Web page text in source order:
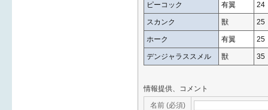
ピーコック 有翼 24
スカンク 獣 25
ホーク 有翼 25
デンジャラススメル 獣 35
情報提供、コメント
名前 (必須)